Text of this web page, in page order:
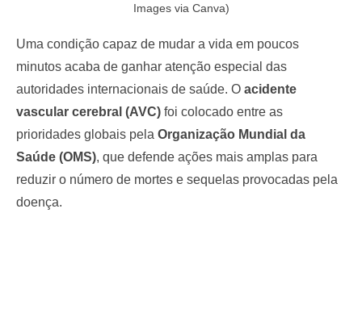
Images via Canva)
Uma condição capaz de mudar a vida em poucos
minutos acaba de ganhar atenção especial das
autoridades internacionais de saúde. O acidente
vascular cerebral (AVC) foi colocado entre as
prioridades globais pela Organização Mundial da
Saúde (OMS), que defende ações mais amplas para
reduzir o número de mortes e sequelas provocadas pela
doença.